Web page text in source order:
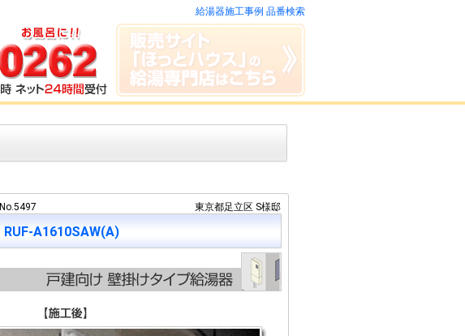
給湯器施工事例 品番検索
No.5497 東京都足立区 S様邸
RUF-A1610SAW(A)